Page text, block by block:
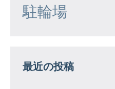
駐輪場
最近の投稿